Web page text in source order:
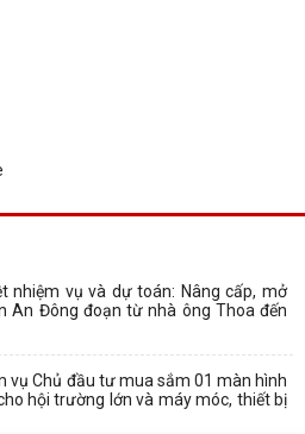
nhiệm vụ và dự toán: Nâng cấp, mở
An Đông đoạn từ nhà ông Thoa đến
vụ Chủ đầu tư mua sắm 01 màn hình
hội trường lớn và máy móc, thiết bị